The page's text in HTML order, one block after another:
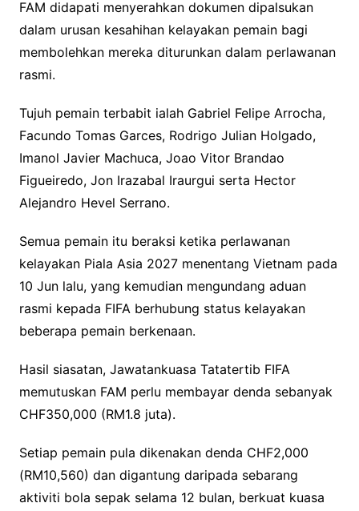
FAM didapati menyerahkan dokumen dipalsukan
dalam urusan kesahihan kelayakan pemain bagi
membolehkan mereka diturunkan dalam perlawanan
rasmi.
Tujuh pemain terbabit ialah Gabriel Felipe Arrocha,
Facundo Tomas Garces, Rodrigo Julian Holgado,
Imanol Javier Machuca, Joao Vitor Brandao
Figueiredo, Jon Irazabal Iraurgui serta Hector
Alejandro Hevel Serrano.
Semua pemain itu beraksi ketika perlawanan
kelayakan Piala Asia 2027 menentang Vietnam pada
10 Jun lalu, yang kemudian mengundang aduan
rasmi kepada FIFA berhubung status kelayakan
beberapa pemain berkenaan.
Hasil siasatan, Jawatankuasa Tatatertib FIFA
memutuskan FAM perlu membayar denda sebanyak
CHF350,000 (RM1.8 juta).
Setiap pemain pula dikenakan denda CHF2,000
(RM10,560) dan digantung daripada sebarang
aktiviti bola sepak selama 12 bulan, berkuat kuasa